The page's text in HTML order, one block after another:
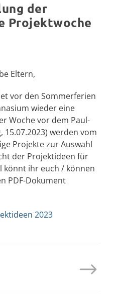
der
Projektwoche
Eltern,
vor den Sommerferien
wieder eine
Woche vor dem Paul-
15.07.2023) werden vom
Projekte zur Auswahl
der Projektideen für
könnt ihr euch / können
PDF-Dokument
2023